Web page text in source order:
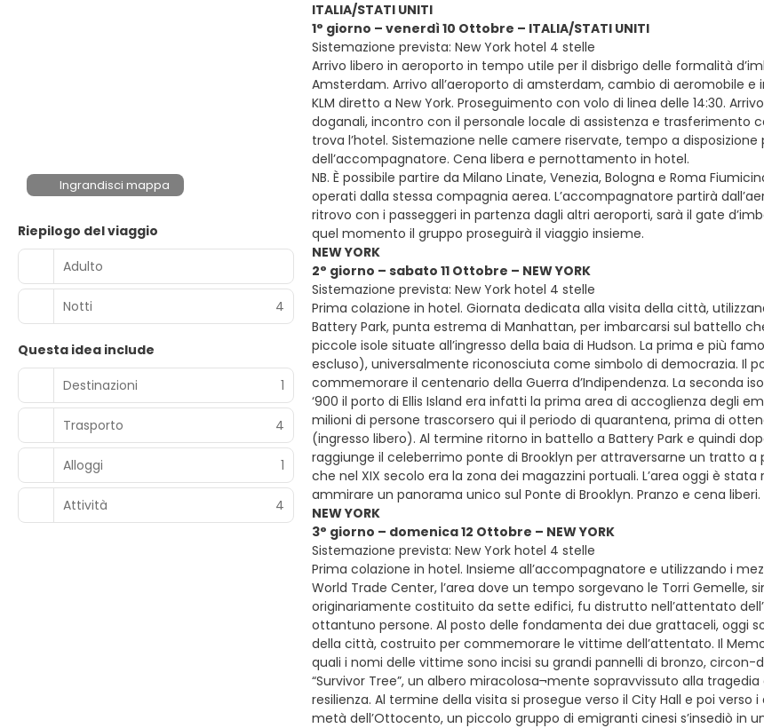
Ingrandisci mappa
Riepilogo del viaggio
Adulto
Notti 4
Questa idea include
Destinazioni
1
Trasporto 4
Alloggi 1
Attività 4
ITALIA/STATI UNITI
1° giorno – venerdì 10 Ottobre – ITALIA/STATI UNITI
Sistemazione prevista: New York hotel 4 stelle
Arrivo libero in aeroporto in tempo utile per il disbrigo delle formalità
Amsterdam. Arrivo all’aeroporto di amsterdam, cambio di aeromobile
KLM diretto a New York. Proseguimento con volo di linea delle 14:30.
doganali, incontro con il personale locale di assistenza e trasferimento
trova l’hotel. Sistemazione nelle camere riservate, tempo a
dell’accompagnatore. Cena libera e pernottamento in hotel.
NB. È possibile partire da Milano Linate, Venezia, Bologna e Roma
operati dalla stessa compagnia aerea. L’accompagnatore partirà
ritrovo con i passeggeri in partenza dagli altri aeroporti, sarà il gate
quel momento il gruppo proseguirà il viaggio insieme.
NEW YORK
2° giorno – sabato 11 Ottobre – NEW YORK
Sistemazione prevista: New York hotel 4 stelle
Prima colazione in hotel. Giornata dedicata alla visita della città,
Battery Park, punta estrema di Manhattan, per imbarcarsi sul battello
piccole isole situate all’ingresso della baia di Hudson. La prima e più
escluso), universalmente riconosciuta come simbolo di democrazia. Il
commemorare il centenario della Guerra d’Indipendenza. La seconda
‘900 il porto di Ellis Island era infatti la prima area di accoglienza degli
milioni di persone trascorsero qui il periodo di quarantena, prima di
(ingresso libero). Al termine ritorno in battello a Battery Park e quindi
raggiunge il celeberrimo ponte di Brooklyn per attraversarne un tratto a
che nel XIX secolo era la zona dei magazzini portuali. L’area oggi è
ammirare un panorama unico sul Ponte di Brooklyn. Pranzo e cena
NEW YORK
3° giorno – domenica 12 Ottobre – NEW YORK
Sistemazione prevista: New York hotel 4 stelle
Prima colazione in hotel. Insieme all’accompagnatore e utilizzando i
World Trade Center, l’area dove un tempo sorgevano le Torri Gemelle,
originariamente costituito da sette edifici, fu distrutto nell’attentato
ottantuno persone. Al posto delle fondamenta dei due grattaceli, oggi
della città, costruito per commemorare le vittime dell’attentato. Il
quali i nomi delle vittime sono incisi su grandi pannelli di bronzo,
“Survivor Tree”, un albero miracolosa¬mente sopravvissuto alla
resilienza. Al termine della visita si prosegue verso il City Hall e poi
metà dell’Ottocento, un piccolo gruppo di emigranti cinesi s’insediò in